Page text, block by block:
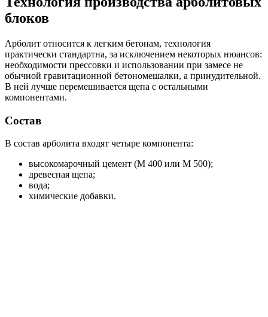
блоков
Арболит относится к легким бетонам, технология
практически стандартна, за исключением некоторых нюансов:
необходимости прессовки и использовании при замесе не
обычной гравитационной бетономешалки, а принудительной.
В ней лучше перемешивается щепа с остальными
компонентами.
Состав
В состав арболита входят четыре компонента:
высокомарочный цемент (М 400 или М 500);
древесная щепа;
вода;
химические добавки.